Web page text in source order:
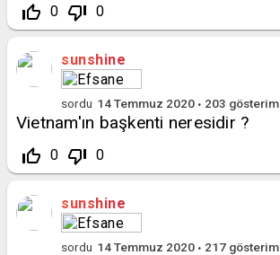
thumb_up_off_alt 0 thumb_down_off_alt 0
sunshine
sordu 14 Temmuz 2020 203 gösterim
Vietnam'ın başkenti neresidir ?
thumb_up_off_alt 0 thumb_down_off_alt 0
sunshine
sordu 14 Temmuz 2020 217 gösterim